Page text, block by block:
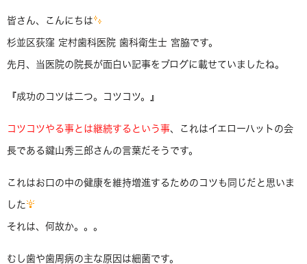
皆さん、こんにちは
杉並区荻窪 定村歯科医院 歯科衛生士 宮脇です。
先月、当医院の院長が面白い記事をブログに載せていましたね。
『成功のコツは二つ。コツコツ。』
コツコツやる事とは継続するという事、これはイエローハットの会
長である鍵山秀三郎さんの言葉だそうです。
これはお口の中の健康を維持増進するためのコツも同じだと思いま
した
それは、何故か。。。
むし歯や歯周病の主な原因は細菌です。